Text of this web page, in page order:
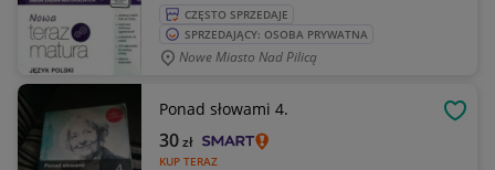
CZĘSTO SPRZEDAJE
SPRZEDAJĄCY: OSOBA PRYWATNA
Nowe Miasto Nad Pilicą
Ponad słowami 4.
KUP TERAZ
30zł